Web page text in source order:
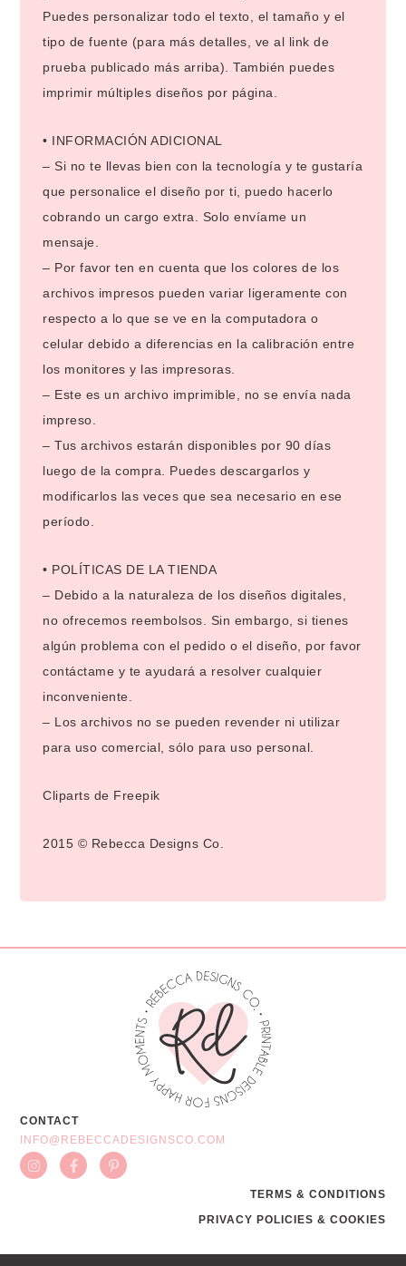
Puedes personalizar todo el texto, el tamaño y el
tipo de fuente (para más detalles, ve al link de
prueba publicado más arriba). También puedes
imprimir múltiples diseños por página.
• INFORMACIÓN ADICIONAL
– Si no te llevas bien con la tecnología y te gustaría
que personalice el diseño por ti, puedo hacerlo
cobrando un cargo extra. Solo envíame un
mensaje.
– Por favor ten en cuenta que los colores de los
archivos impresos pueden variar ligeramente con
respecto a lo que se ve en la computadora o
celular debido a diferencias en la calibración entre
los monitores y las impresoras.
– Este es un archivo imprimible, no se envía nada
impreso.
– Tus archivos estarán disponibles por 90 días
luego de la compra. Puedes descargarlos y
modificarlos las veces que sea necesario en ese
período.
• POLÍTICAS DE LA TIENDA
– Debido a la naturaleza de los diseños digitales,
no ofrecemos reembolsos. Sin embargo, si tienes
algún problema con el pedido o el diseño, por favor
contáctame y te ayudará a resolver cualquier
inconveniente.
– Los archivos no se pueden revender ni utilizar
para uso comercial, sólo para uso personal.
Cliparts de Freepik
2015 © Rebecca Designs Co.
CONTACT
INFO@REBECCADESIGNSCO.COM
TERMS & CONDITIONS
PRIVACY POLICIES & COOKIES